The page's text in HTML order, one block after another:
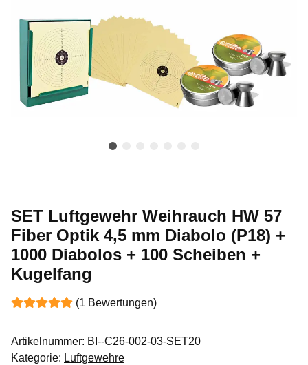
SET Luftgewehr Weihrauch HW 57
Fiber Optik 4,5 mm Diabolo (P18) +
1000 Diabolos + 100 Scheiben +
Kugelfang
(1 Bewertungen)
Artikelnummer: BI--C26-002-03-SET20
Kategorie: Luftgewehre